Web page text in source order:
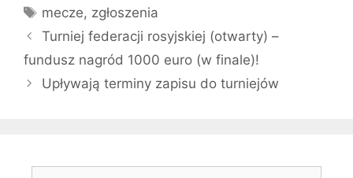
Tagi
mecze, zgłoszenia
Turniej federacji rosyjskiej (otwarty) –
fundusz nagród 1000 euro (w finale)!
Upływają terminy zapisu do turniejów